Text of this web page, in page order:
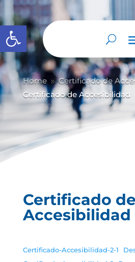
Abrir barra de herramientas
Home 9 Certificado de
Certificado de Accesibilidad
Certificado de
Accesibilidad
Certificado-Accesibilidad-2-1